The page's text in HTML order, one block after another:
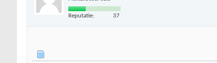
Reputatie: 37